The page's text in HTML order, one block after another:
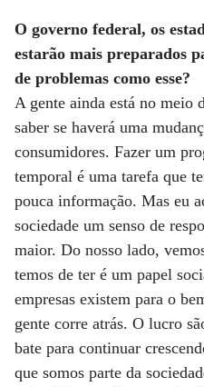
O governo federal, os
estarão mais preparados
de problemas como esse?
A gente ainda está no meio
saber se haverá uma
consumidores. Fazer um
temporal é uma tarefa que
pouca informação. Mas eu
sociedade um senso de
maior. Do nosso lado,
temos de ter é um papel
empresas existem para o
gente corre atrás. O lucro
bate para continuar
que somos parte da